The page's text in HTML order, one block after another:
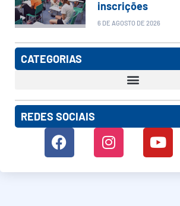
inscrições
6 DE AGOSTO DE 2026
CATEGORIAS
REDES SOCIAIS